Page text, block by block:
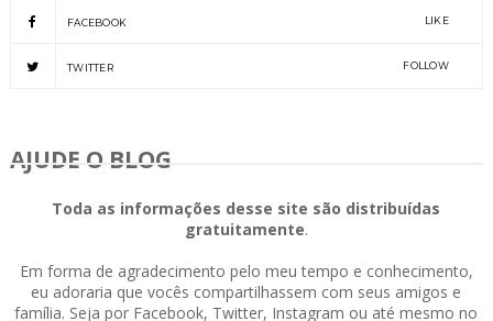
FACEBOOK LIKE
TWITTER FOLLOW
AJUDE O BLOG
Toda as informações desse site são distribuídas
gratuitamente.
Em forma de agradecimento pelo meu tempo e conhecimento,
eu adoraria que vocês compartilhassem com seus amigos e
família. Seja por Facebook, Twitter, Instagram ou até mesmo no